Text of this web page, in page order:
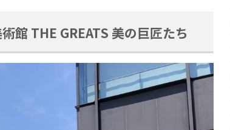
THE GREATS 美の巨匠たち